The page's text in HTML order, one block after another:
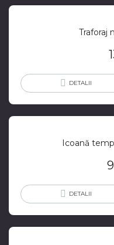
Traforaj
DETALII
Icoană
DETALII